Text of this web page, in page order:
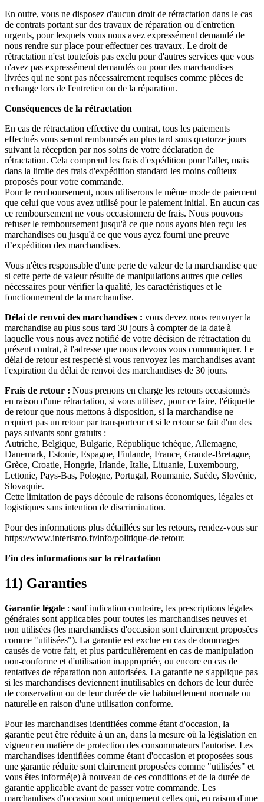
En outre, vous ne disposez d'aucun droit de rétractation dans le cas
de contrats portant sur des travaux de réparation ou d'entretien
urgents, pour lesquels vous nous avez expressément demandé de
nous rendre sur place pour effectuer ces travaux. Le droit de
rétractation n'est toutefois pas exclu pour d'autres services que vous
n'avez pas expressément demandés ou pour des marchandises
livrées qui ne sont pas nécessairement requises comme pièces de
rechange lors de l'entretien ou de la réparation.
Conséquences de la rétractation
En cas de rétractation effective du contrat, tous les paiements
effectués vous seront remboursés au plus tard sous quatorze jours
suivant la réception par nos soins de votre déclaration de
rétractation. Cela comprend les frais d'expédition pour l'aller, mais
dans la limite des frais d'expédition standard les moins coûteux
proposés pour votre commande.
Pour le remboursement, nous utiliserons le même mode de paiement
que celui que vous avez utilisé pour le paiement initial. En aucun cas
ce remboursement ne vous occasionnera de frais. Nous pouvons
refuser le remboursement jusqu'à ce que nous ayons bien reçu les
marchandises ou jusqu'à ce que vous ayez fourni une preuve
d’expédition des marchandises.
Vous n'êtes responsable d'une perte de valeur de la marchandise que
si cette perte de valeur résulte de manipulations autres que celles
nécessaires pour vérifier la qualité, les caractéristiques et le
fonctionnement de la marchandise.
Délai de renvoi des marchandises : vous devez nous renvoyer la
marchandise au plus sous tard 30 jours à compter de la date à
laquelle vous nous avez notifié de votre décision de rétractation du
présent contrat, à l'adresse que nous devons vous communiquer. Le
délai de retour est respecté si vous renvoyez les marchandises avant
l'expiration du délai de renvoi des marchandises de 30 jours.
Frais de retour : Nous prenons en charge les retours occasionnés
en raison d'une rétractation, si vous utilisez, pour ce faire, l'étiquette
de retour que nous mettons à disposition, si la marchandise ne
requiert pas un retour par transporteur et si le retour se fait d'un des
pays suivants sont gratuits :
Autriche, Belgique, Bulgarie, République tchèque, Allemagne,
Danemark, Estonie, Espagne, Finlande, France, Grande-Bretagne,
Grèce, Croatie, Hongrie, Irlande, Italie, Lituanie, Luxembourg,
Lettonie, Pays-Bas, Pologne, Portugal, Roumanie, Suède, Slovénie,
Slovaquie.
Cette limitation de pays découle de raisons économiques, légales et
logistiques sans intention de discrimination.
Pour des informations plus détaillées sur les retours, rendez-vous sur
https://www.interismo.fr/info/politique-de-retour.
Fin des informations sur la rétractation
11) Garanties
Garantie légale : sauf indication contraire, les prescriptions légales
générales sont applicables pour toutes les marchandises neuves et
non utilisées (les marchandises d'occasion sont clairement proposées
comme "utilisées"). La garantie est exclue en cas de dommages
causés de votre fait, et plus particulièrement en cas de manipulation
non-conforme et d'utilisation inappropriée, ou encore en cas de
tentatives de réparation non autorisées. La garantie ne s'applique pas
si les marchandises deviennent inutilisables en dehors de leur durée
de conservation ou de leur durée de vie habituellement normale ou
naturelle en raison d'une utilisation conforme.
Pour les marchandises identifiées comme étant d'occasion, la
garantie peut être réduite à un an, dans la mesure où la législation en
vigueur en matière de protection des consommateurs l'autorise. Les
marchandises identifiées comme étant d'occasion et proposées sous
une garantie réduite sont clairement proposées comme "utilisées" et
vous êtes informé(e) à nouveau de ces conditions et de la durée de
garantie applicable avant de passer votre commande. Les
marchandises d'occasion sont uniquement celles qui, en raison d'une